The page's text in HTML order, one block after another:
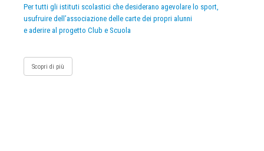
Per tutti gli istituti scolastici che desiderano agevolare lo sport,
usufruire dell’associazione delle carte dei propri alunni
e aderire al progetto Club e Scuola
Scopri di più